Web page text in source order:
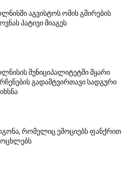
აგვისტოს ომის გმირების
პატივი მიაგეს
მუნიციპალიტეტში მყარი
გადამტვირთავი სადგური
რომელიც ემოციებს ფანქრით